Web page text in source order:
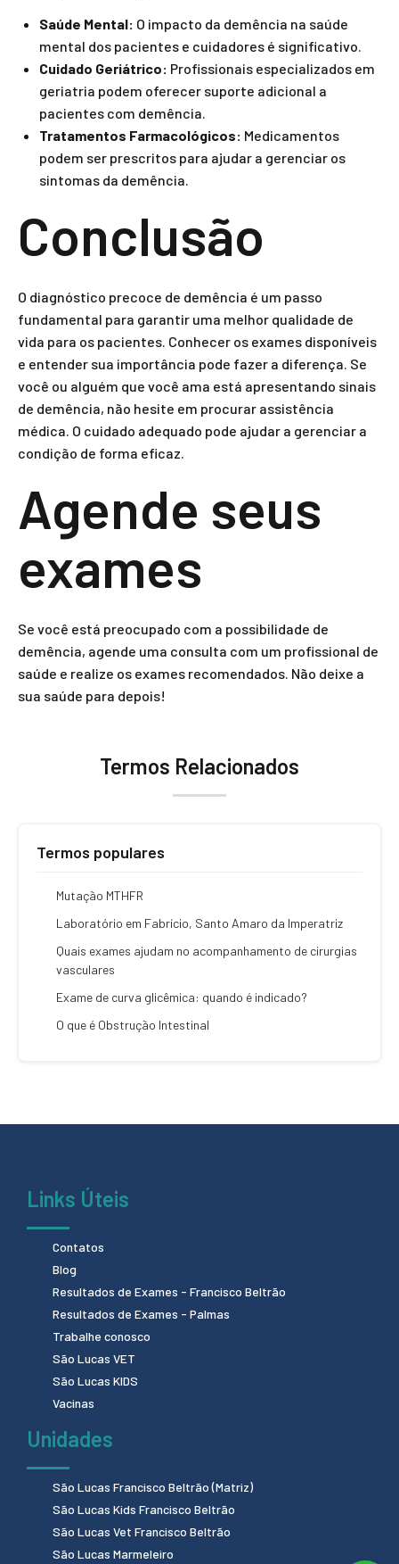
Saúde Mental: O impacto da demência na saúde
mental dos pacientes e cuidadores é significativo.
Cuidado Geriátrico: Profissionais especializados em
geriatria podem oferecer suporte adicional a
pacientes com demência.
Tratamentos Farmacológicos: Medicamentos
podem ser prescritos para ajudar a gerenciar os
sintomas da demência.
Conclusão
O diagnóstico precoce de demência é um passo
fundamental para garantir uma melhor qualidade de
vida para os pacientes. Conhecer os exames disponíveis
e entender sua importância pode fazer a diferença. Se
você ou alguém que você ama está apresentando sinais
de demência, não hesite em procurar assistência
médica. O cuidado adequado pode ajudar a gerenciar a
condição de forma eficaz.
Agende seus
exames
Se você está preocupado com a possibilidade de
demência, agende uma consulta com um profissional de
saúde e realize os exames recomendados. Não deixe a
sua saúde para depois!
Termos Relacionados
Termos populares
Mutação MTHFR
Laboratório em Fabrício, Santo Amaro da Imperatriz
Quais exames ajudam no acompanhamento de cirurgias
vasculares
Exame de curva glicêmica: quando é indicado?
O que é Obstrução Intestinal
Links Úteis
Contatos
Blog
Resultados de Exames - Francisco Beltrão
Resultados de Exames - Palmas
Trabalhe conosco
São Lucas VET
São Lucas KIDS
Vacinas
Unidades
São Lucas Francisco Beltrão (Matriz)
São Lucas Kids Francisco Beltrão
São Lucas Vet Francisco Beltrão
São Lucas Marmeleiro